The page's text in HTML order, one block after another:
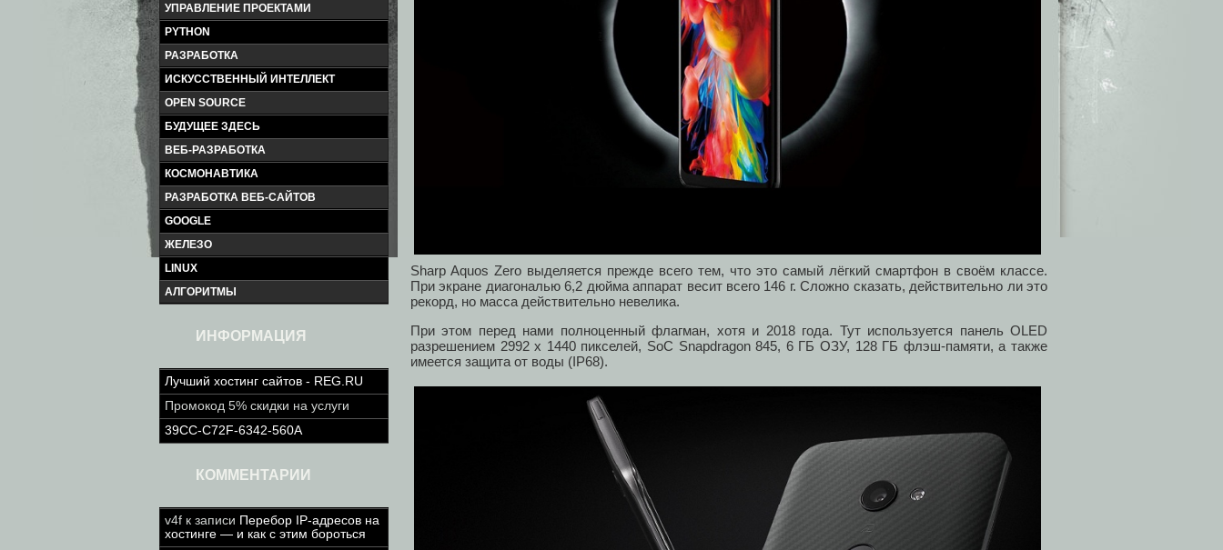
УПРАВЛЕНИЕ ПРОЕКТАМИ
PYTHON
РАЗРАБОТКА
ИСКУССТВЕННЫЙ ИНТЕЛЛЕКТ
OPEN SOURCE
БУДУЩЕЕ ЗДЕСЬ
ВЕБ-РАЗРАБОТКА
КОСМОНАВТИКА
РАЗРАБОТКА ВЕБ-САЙТОВ
GOOGLE
ЖЕЛЕЗО
LINUX
АЛГОРИТМЫ
ИНФОРМАЦИЯ
Лучший хостинг сайтов - REG.RU
Промокод 5% скидки на услуги
39CC-C72F-6342-560A
КОММЕНТАРИИ
v4f к записи Перебор IP-адресов на
хостинге — и как с этим бороться
Sharp Aquos Zero выделяется прежде всего тем, что это самый лёгкий смартфон в своём классе.
При экране диагональю 6,2 дюйма аппарат весит всего 146 г. Сложно сказать, действительно ли это
рекорд, но масса действительно невелика.
При этом перед нами полноценный флагман, хотя и 2018 года. Тут используется панель OLED
разрешением 2992 х 1440 пикселей, SoC Snapdragon 845, 6 ГБ ОЗУ, 128 ГБ флэш-памяти, а также
имеется защита от воды (IP68).